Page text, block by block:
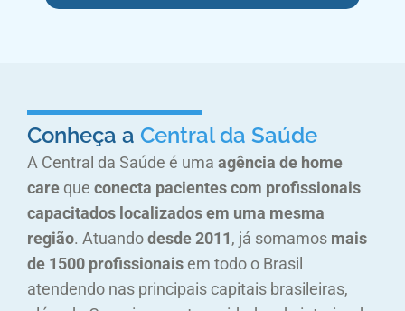
Conheça a Central da Saúde
A Central da Saúde é uma agência de home
care que conecta pacientes com profissionais
capacitados localizados em uma mesma
região. Atuandodesde 2011, já somamos mais
de 1500 profissionais em todo o Brasil
atendendo nas principais capitais brasileiras,